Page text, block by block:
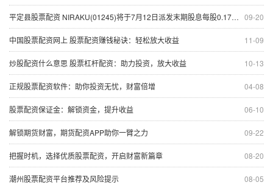
09-20
平定县股票配资 NIRAKU(01245)将于7月12日派发末期股息每股0.17日元
11-09
中国股票配资网上 股票配资赚钱秘诀：轻松放大收益
10-13
炒股配资什么意思 股票杠杆配资：助力投资，放大收益
04-08
正规股票配资软件：助你投资无忧，财富倍增
06-10
股票配资保证金：解锁资金，提升收益
09-22
解锁期货财富，期货配资APP助你一臂之力
08-20
把握时机，选择优质股票配资，开启财富新篇章
08-05
潮州股票配资平台推荐及风险提示